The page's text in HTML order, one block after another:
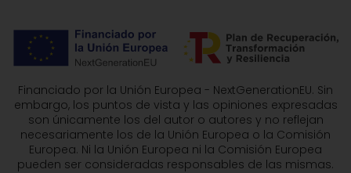
Financiado por la Unión Europea - NextGenerationEU. Sin
embargo, los puntos de vista y las opiniones expresadas
son únicamente los del autor o autores y no reflejan
necesariamente los de la Unión Europea o la Comisión
Europea. Ni la Unión Europea ni la Comisión Europea
pueden ser consideradas responsables de las mismas.